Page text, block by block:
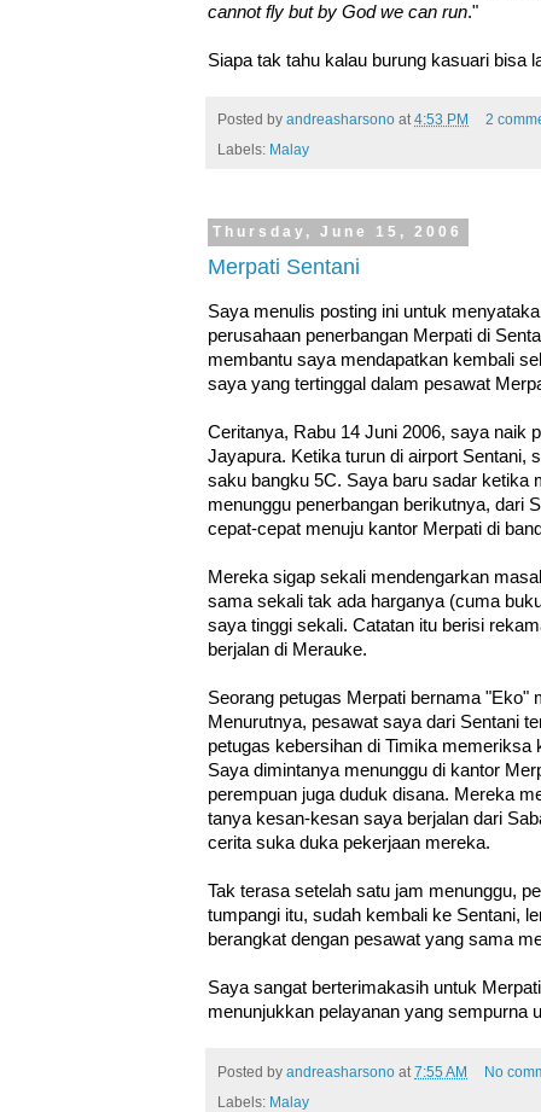
cannot fly but by God we can run."
Siapa tak tahu kalau burung kasuari bisa
Posted by andreasharsono at4:53 PM
2
Labels: Malay
Thursday, June 15, 2006
Merpati Sentani
Saya menulis posting ini untuk
perusahaan penerbangan Merpati di
membantu saya mendapatkan kembali
saya yang tertinggal dalam pesawat
Ceritanya, Rabu 14 Juni 2006, saya naik
Jayapura. Ketika turun di airport Sentani,
saku bangku 5C. Saya baru sadar ketika
menunggu penerbangan berikutnya, dari
cepat-cepat menuju kantor Merpati di
Mereka sigap sekali mendengarkan
sama sekali tak ada harganya (cuma
saya tinggi sekali. Catatan itu berisi
berjalan di Merauke.
Seorang petugas Merpati bernama "Eko"
Menurutnya, pesawat saya dari Sentani
petugas kebersihan di Timika memeriksa
Saya dimintanya menunggu di kantor
perempuan juga duduk disana. Mereka
tanya kesan-kesan saya berjalan dari
cerita suka duka pekerjaan mereka.
Tak terasa setelah satu jam menunggu,
tumpangi itu, sudah kembali ke Sentani,
berangkat dengan pesawat yang sama
Saya sangat berterimakasih untuk
menunjukkan pelayanan yang sempurna
Posted by andreasharsono at7:55 AM
No
Labels: Malay